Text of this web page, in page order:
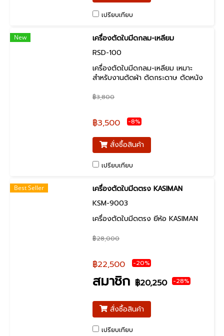
เปรียบเทียบ
New
เครื่องตัดใบมีดกลม-เหลียม
RSD-100
เครื่องตัดใบมีดกลม-เหลียม เหมาะ
สำหรับงานตัดผ้า ตัดกระดาษ ตัดหนัง
฿3,800
฿3,500 -8%
สั่งซื้อสินค้า
เปรียบเทียบ
Best Seller
เครื่องตัดใบมีดตรง KASIMAN
KSM-9003
เครื่องตัดใบมีดตรง ยีห้อ KASIMAN
฿28,000
฿22,500 -20%
สมาชิก ฿20,250 -28%
สั่งซื้อสินค้า
เปรียบเทียบ